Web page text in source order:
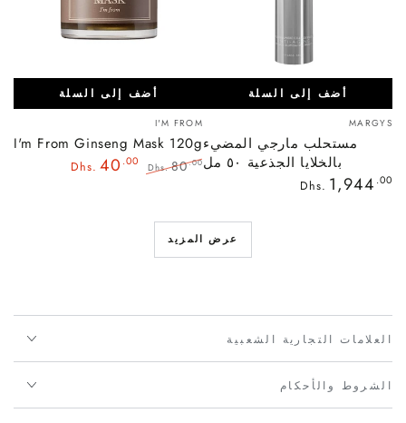
بائع:
MARGYS
مستحلب مارجي المضيء
بالخلايا الجذعية ٥٠ مل
Dhs. 1,944 .00
أضف إلى السلة
بائع:
I'M FROM
I'm From Ginseng Mask 120g
Dhs. 80.00
Dhs. 40 .00
أضف إلى السلة
عرض المزيد
العلامات التجارية الشعبية
الشروط والأحكام